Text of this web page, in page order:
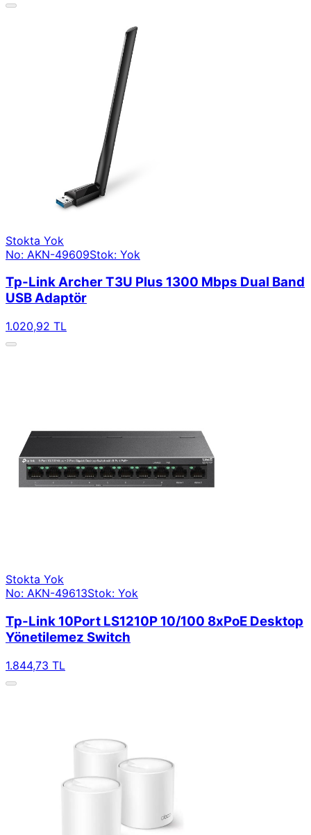
Stokta Yok
No: AKN-49609Stok: Yok
Tp-Link Archer T3U Plus 1300 Mbps Dual Band
USB Adaptör
1.020,92 TL
Stokta Yok
No: AKN-49613Stok: Yok
Tp-Link 10Port LS1210P 10/100 8xPoE Desktop
Yönetilemez Switch
1.844,73 TL